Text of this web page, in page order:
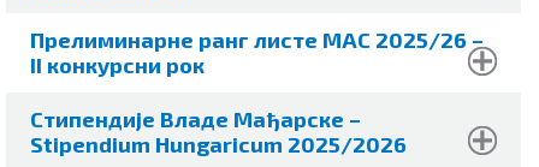
Прелиминарне ранг листе МАС 2025/26 –
II конкурсни рок
Стипендије Владе Мађарске –
Stipendium Hungaricum 2025/2026